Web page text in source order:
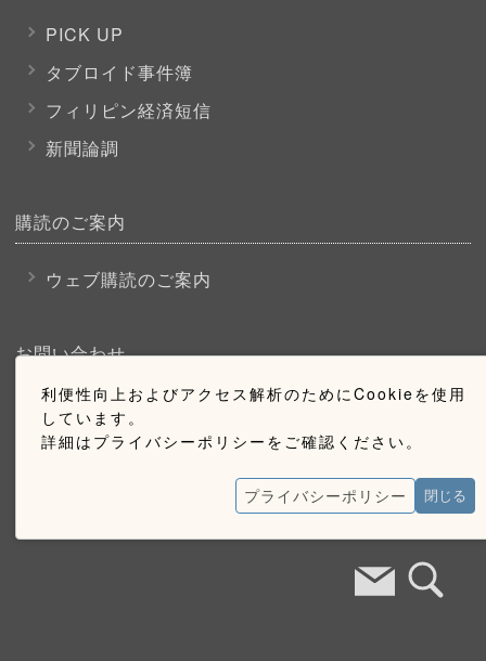
利便性向上およびアクセス解析のためにCookieを使用
しています。
詳細はプライバシーポリシーをご確認ください。
プライバシーポリシー 閉じる
PICK UP
タブロイド事件簿
フィリピン経済短信
新聞論調
購読のご案内
ウェブ購読のご案内
お問い合わせ
採用情報
お問い合わせ